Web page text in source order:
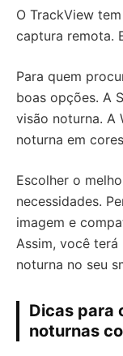
O TrackView
captura remota.
Para quem
boas opções. A
visão noturna. A
noturna em
Escolher o
necessidades.
imagem e
Assim, você
noturna no seu
Dicas para
noturnas